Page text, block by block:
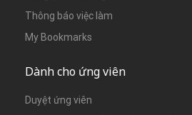
Thông báo việc làm
My Bookmarks
Dành cho ứng viên
Duyệt ứng viên